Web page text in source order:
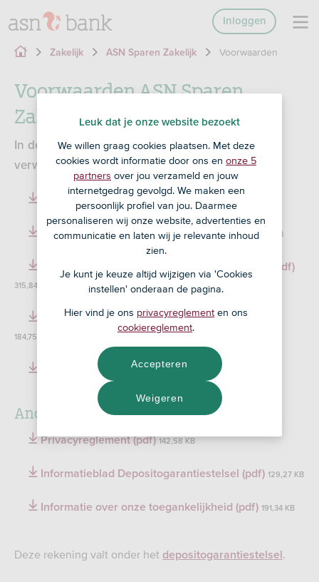
Inloggen
Zakelijk ASN Sparen Zakelijk Voorwaarden
Voorwaarden ASN Sparen
Zakelijk
In de voorwaarden lees je wat jij van ons kunt
verwachten en wat wij van jou verwachten.
Voorwaarden ASN Sparen Zakelijk (pdf)
Informatiewijzer ASN Bank Zakelijk (pdf)162,51 KB
Voorwaarden ASN Online Bankieren Zakelijk (pdf)
315,84 KB
Reglement ASN Spaarrekeningen Zakelijk (pdf)
184,75 KB
Algemene bankvoorwaarden (pdf) 172,65 KB
Andere belangrijke informatie
Privacyreglement (pdf)142,58 KB
Informatieblad Depositogarantiestelsel (pdf) 129,27 KB
Informatie over onze toegankelijkheid (pdf) 191,34 KB
Deze rekening valt onder het depositogarantiestelsel .
Leuk dat je onze website bezoekt
We willen graag cookies plaatsen. Met deze
cookies wordt informatie door ons en onze 5
partners over jou verzameld en jouw
internetgedrag gevolgd. We maken een
persoonlijk profiel van jou. Daarmee
personaliseren wij onze website, advertenties en
communicatie en laten wij je relevante inhoud
zien.
Je kunt je keuze altijd wijzigen via 'Cookies
instellen' onderaan de pagina.
Hier vind je ons privacyreglement en ons
cookiereglement.
Weigeren
Accepteren